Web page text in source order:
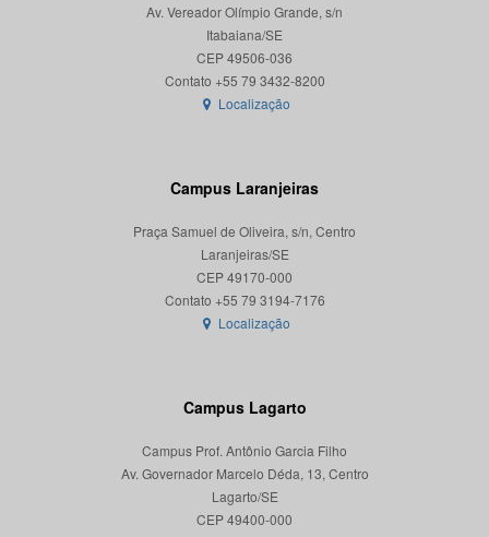
Av. Vereador Olímpio Grande, s/n
Itabaiana/SE
CEP 49506-036
Localização
Campus Laranjeiras
Praça Samuel de Oliveira, s/n, Centro
Laranjeiras/SE
CEP 49170-000
Localização
Campus Lagarto
Campus Prof. Antônio Garcia Filho
Av. Governador Marcelo Déda, 13, Centro
Lagarto/SE
CEP 49400-000